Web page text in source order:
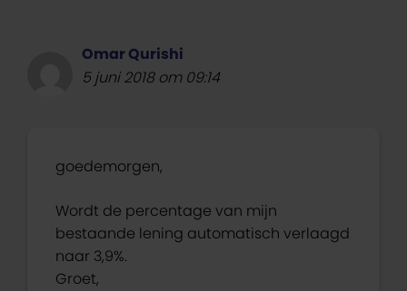
Omar Qurishi
5 juni 2018 om 09:14
goedemorgen,
Wordt de percentage van mijn
bestaande lening automatisch verlaagd
naar 3,9%.
Groet,